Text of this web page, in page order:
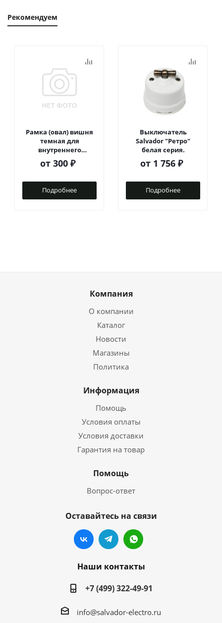
Рекомендуем
Рамка (овал) вишня
темная для
внутреннего
монтажа
от 300 ₽
Подробнее
Выключатель
Salvador "Ретро"
белая серия.
от 1 756 ₽
Подробнее
Компания
О компании
Каталог
Новости
Магазины
Политика
Информация
Помощь
Условия оплаты
Условия доставки
Гарантия на товар
Помощь
Вопрос-ответ
Оставайтесь на связи
Наши контакты
+7 (499) 322-49-91
info@salvador-electro.ru